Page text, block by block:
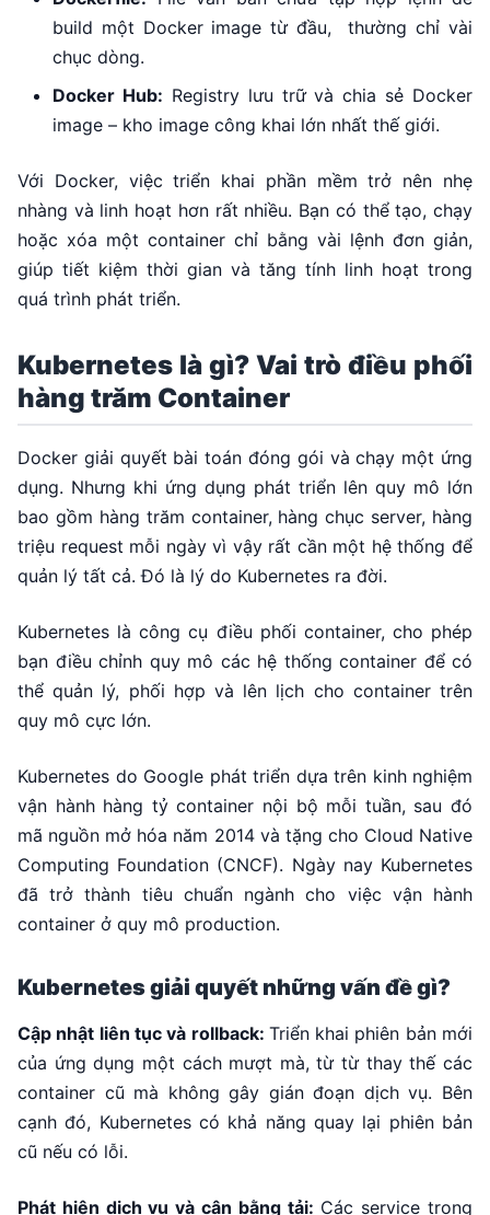
build một Docker image từ đầu, thường chỉ vài
chục dòng.
Docker Hub: Registry lưu trữ và chia sẻ Docker
image – kho image công khai lớn nhất thế giới.
Với Docker, việc triển khai phần mềm trở nên nhẹ
nhàng và linh hoạt hơn rất nhiều. Bạn có thể tạo, chạy
hoặc xóa một container chỉ bằng vài lệnh đơn giản,
giúp tiết kiệm thời gian và tăng tính linh hoạt trong
quá trình phát triển.
Kubernetes là gì? Vai trò điều phối
hàng trăm Container
Docker giải quyết bài toán đóng gói và chạy một ứng
dụng. Nhưng khi ứng dụng phát triển lên quy mô lớn
bao gồm hàng trăm container, hàng chục server, hàng
triệu request mỗi ngày vì vậy rất cần một hệ thống để
quản lý tất cả. Đó là lý do Kubernetes ra đời.
Kubernetes là công cụ điều phối container, cho phép
bạn điều chỉnh quy mô các hệ thống container để có
thể quản lý, phối hợp và lên lịch cho container trên
quy mô cực lớn.
Kubernetes do Google phát triển dựa trên kinh nghiệm
vận hành hàng tỷ container nội bộ mỗi tuần, sau đó
mã nguồn mở hóa năm 2014 và tặng cho Cloud Native
Computing Foundation (CNCF). Ngày nay Kubernetes
đã trở thành tiêu chuẩn ngành cho việc vận hành
container ở quy mô production.
Kubernetes giải quyết những vấn đề gì?
Cập nhật liên tục và rollback: Triển khai phiên bản mới
của ứng dụng một cách mượt mà, từ từ thay thế các
container cũ mà không gây gián đoạn dịch vụ. Bên
cạnh đó, Kubernetes có khả năng quay lại phiên bản
cũ nếu có lỗi.
Phát hiện dịch vụ và cân bằng tải: Các service trong